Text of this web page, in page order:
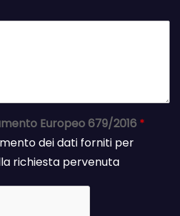
Europeo 679/2016 *
dei dati forniti per
richiesta pervenuta